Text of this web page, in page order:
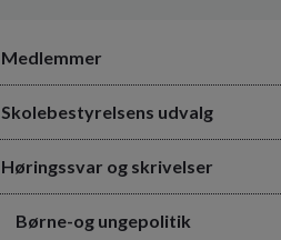
Medlemmer
Skolebestyrelsens udvalg
Høringssvar og skrivelser
Børne-og ungepolitik